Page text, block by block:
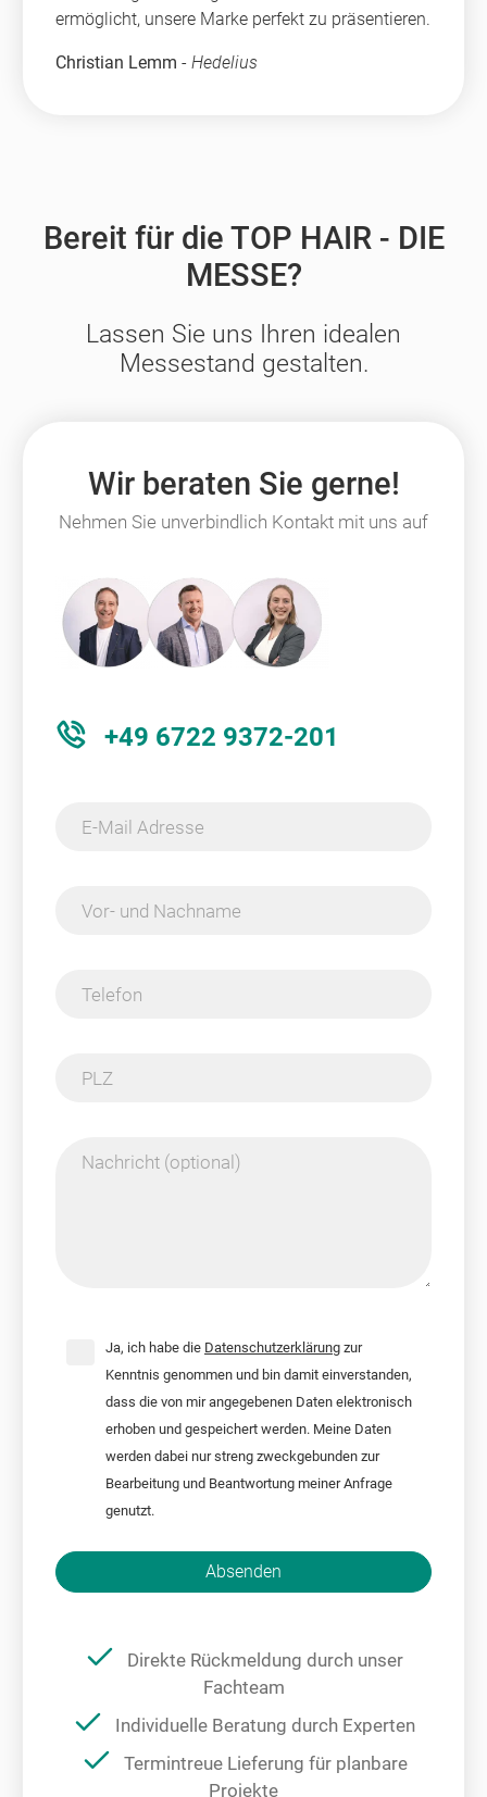
ermöglicht, unsere Marke perfekt zu präsentieren.
Christian Lemm - Hedelius
Bereit für die TOP HAIR - DIE
MESSE?
Lassen Sie uns Ihren idealen
Messestand gestalten.
Wir beraten Sie gerne!
Nehmen Sie unverbindlich Kontakt mit uns auf
+49 6722 9372-201
E-Mail Adresse
Vor- und Nachname
Telefon
PLZ
Nachricht (optional)
Ja, ich habe die Datenschutzerklärung zur
Kenntnis genommen und bin damit einverstanden,
dass die von mir angegebenen Daten elektronisch
erhoben und gespeichert werden. Meine Daten
werden dabei nur streng zweckgebunden zur
Bearbeitung und Beantwortung meiner Anfrage
genutzt.
Bitte nicht ausfüllen.Absenden
Direkte Rückmeldung durch unser
Fachteam
Individuelle Beratung durch Experten
Termintreue Lieferung für planbare
Projekte